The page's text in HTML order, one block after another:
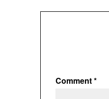
Comment*